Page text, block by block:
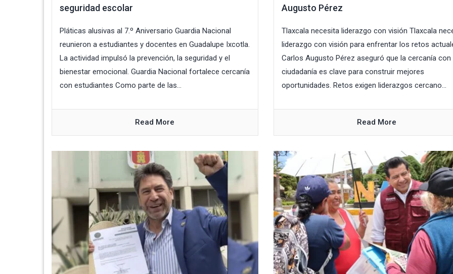
seguridad escolar
Pláticas alusivas al 7.º Aniversario Guardia Nacional
reunieron a estudiantes y docentes en Guadalupe Ixcotla.
La actividad impulsó la prevención, la seguridad y el
bienestar emocional. Guardia Nacional fortalece cercanía
con estudiantes Como parte de las...
Read More
Augusto Pérez
Tlaxcala necesita liderazgo con visión Tlaxcala
liderazgo con visión para enfrentar los retos
Carlos Augusto Pérez aseguró que la cercanía con
ciudadanía es clave para construir mejores
oportunidades. Retos exigen liderazgos cercano...
Read More